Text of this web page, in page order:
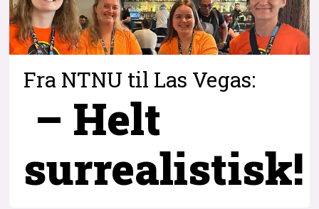
Fra NTNU til Las Vegas:
– Helt
surrealistisk!